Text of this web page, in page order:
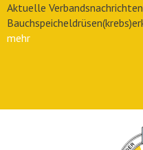
Aktuelle
mehr